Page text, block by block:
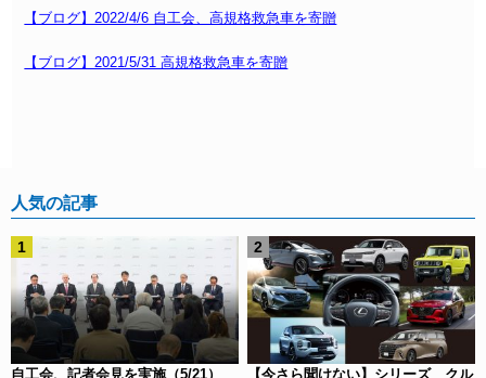
【ブログ】2022/4/6 自工会、高規格救急車を寄贈
【ブログ】2021/5/31 高規格救急車を寄贈
人気の記事
自工会、記者会見を実施（5/21）
【今さら聞けない】シリーズ クル